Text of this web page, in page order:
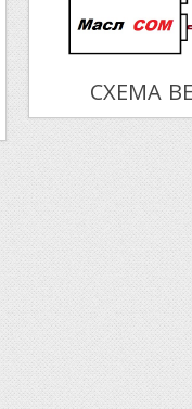
СХЕМА